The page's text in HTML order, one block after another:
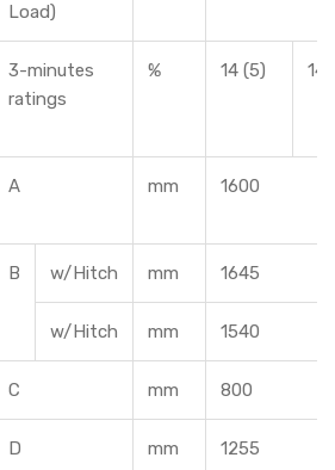
Load)
3-minutes
ratings
% 14 (5) 14
A mm 1600
B w/Hitch mm 1645
w/Hitch mm 1540
C mm 800
D mm 1255